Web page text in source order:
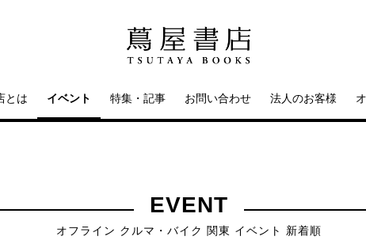
とは イベント 特集・記事 お問い合わせ 法人のお客様
EVENT
オフライン クルマ・バイク 関東 イベント 新着順